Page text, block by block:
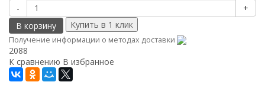
-
+
В корзину
Получение информации о методах доставки
2088
К сравнению В избранное